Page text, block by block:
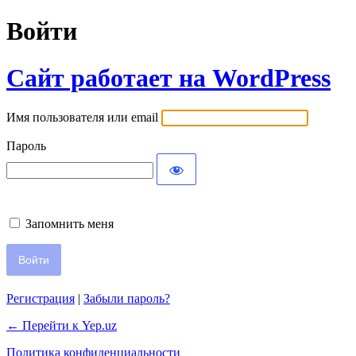
Войти
Сайт работает на WordPress
Имя пользователя или email
Пароль
Запомнить меня
Регистрация | Забыли пароль?
← Перейти к Yep.uz
Политика конфиденциальности